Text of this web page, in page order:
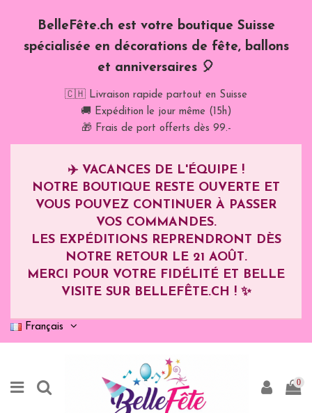
BelleFête.ch est votre boutique Suisse
spécialisée en décorations de fête, ballons
et anniversaires 🎈
🇨🇭 Livraison rapide partout en Suisse
🚚 Expédition le jour même (15h)
🎁 Frais de port offerts dès 99.-
✈️ VACANCES DE L'ÉQUIPE !
NOTRE BOUTIQUE RESTE OUVERTE ET
VOUS POUVEZ CONTINUER À PASSER
VOS COMMANDES.
LES EXPÉDITIONS REPRENDRONT DÈS
NOTRE RETOUR LE 21 AOÛT.
MERCI POUR VOTRE FIDÉLITÉ ET BELLE
VISITE SUR BELLEFÊTE.CH ! ✨
Français
0